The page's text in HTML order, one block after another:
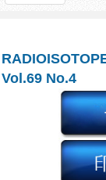
Vol.69 No.4